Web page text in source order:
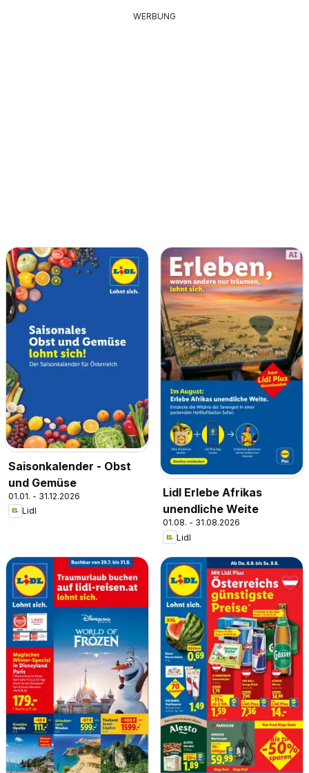
WERBUNG
Saisonkalender - Obst
und Gemüse
01.01. - 31.12.2026
Lidl
Lidl Erlebe Afrikas
unendliche Weite
01.08. - 31.08.2026
Lidl